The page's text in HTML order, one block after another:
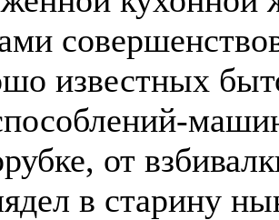
известных
от
в старину